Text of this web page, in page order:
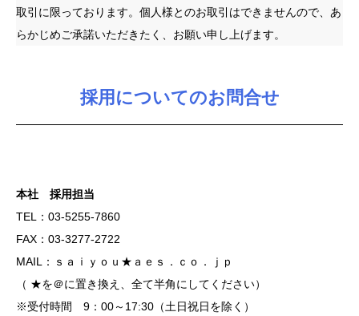
取引に限っております。個人様とのお取引はできませんので、あ
らかじめご承諾いただきたく、お願い申し上げます。
採用についてのお問合せ
本社 採用担当
TEL：03-5255-7860
FAX：03-3277-2722
MAIL：ｓａｉｙｏｕ★ａｅｓ．ｃｏ．ｊｐ
（ ★を＠に置き換え、全て半角にしてください）
※受付時間 9：00～17:30（土日祝日を除く）